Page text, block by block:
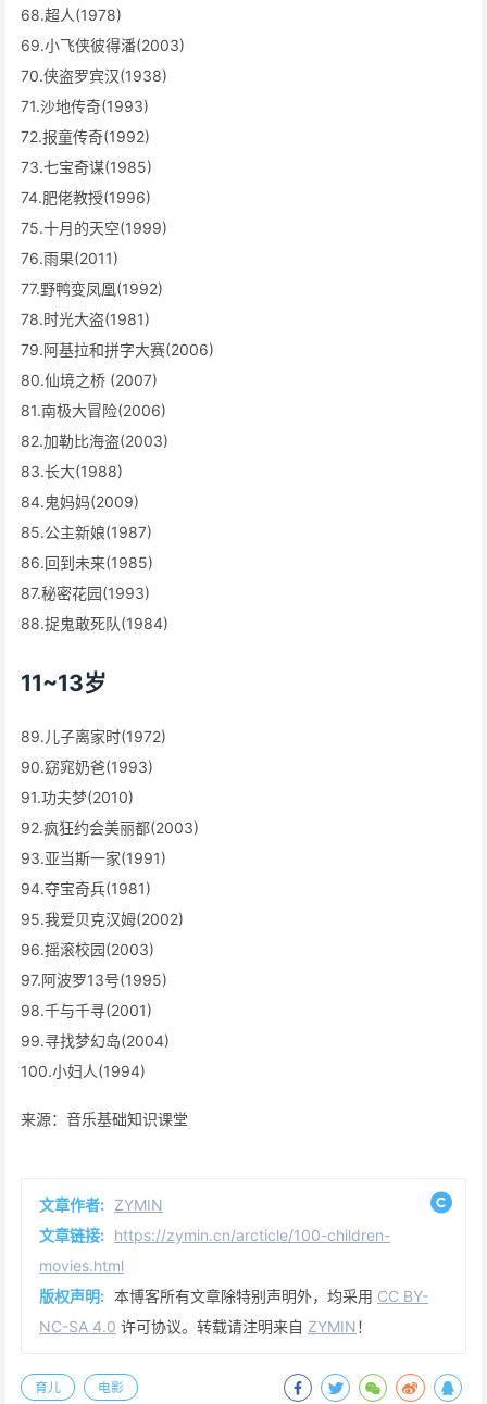
68.超人(1978)
69.小飞侠彼得潘(2003)
70.侠盗罗宾汉(1938)
71.沙地传奇(1993)
72.报童传奇(1992)
73.七宝奇谋(1985)
74.肥佬教授(1996)
75.十月的天空(1999)
76.雨果(2011)
77.野鸭变凤凰(1992)
78.时光大盗(1981)
79.阿基拉和拼字大赛(2006)
80.仙境之桥 (2007)
81.南极大冒险(2006)
82.加勒比海盗(2003)
83.长大(1988)
84.鬼妈妈(2009)
85.公主新娘(1987)
86.回到未来(1985)
87.秘密花园(1993)
88.捉鬼敢死队(1984)
11~13岁
89.儿子离家时(1972)
90.窈窕奶爸(1993)
91.功夫梦(2010)
92.疯狂约会美丽都(2003)
93.亚当斯一家(1991)
94.夺宝奇兵(1981)
95.我爱贝克汉姆(2002)
96.摇滚校园(2003)
97.阿波罗13号(1995)
98.千与千寻(2001)
99.寻找梦幻岛(2004)
100.小妇人(1994)
来源：音乐基础知识课堂
文章作者: ZYMIN
文章链接: https://zymin.cn/arcticle/100-children-
movies.html
版权声明: 本博客所有文章除特别声明外，均采用 CC BY-
NC-SA 4.0 许可协议。转载请注明来自 ZYMIN！
育儿 电影